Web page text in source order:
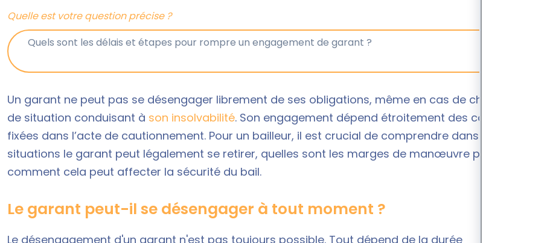
Quelle est votre question précise ?
Un garant ne peut pas se désengager librement de ses obligations, même en cas de changement
de situation conduisant à son insolvabilité. Son engagement dépend étroitement des conditions
fixées dans l’acte de cautionnement. Pour un bailleur, il est crucial de comprendre dans quelles
situations le garant peut légalement se retirer, quelles sont les marges de manœuvre possibles, et
comment cela peut affecter la sécurité du bail.
Le garant peut-il se désengager à tout moment ?
Le désengagement d'un garant n'est pas toujours possible. Tout dépend de la durée